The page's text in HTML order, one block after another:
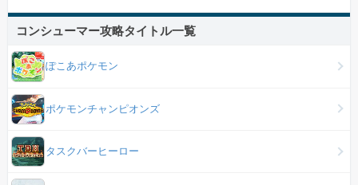
コンシューマー攻略タイトル一覧
ぽこあポケモン
ポケモンチャンピオンズ
タスクバーヒーロー